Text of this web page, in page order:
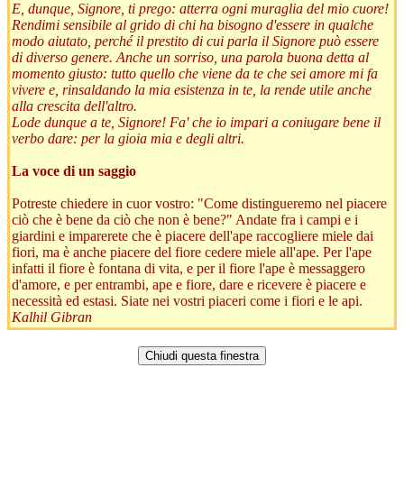
E, dunque, Signore, ti prego: atterra ogni muraglia del mio cuore!
Rendimi sensibile al grido di chi ha bisogno d'essere in qualche
modo aiutato, perché il prestito di cui parla il Signore può essere
di diverso genere. Anche un sorriso, una parola buona detta al
momento giusto: tutto quello che viene da te che sei amore mi fa
vivere e, rinsaldando la mia esistenza in te, la rende utile anche
alla crescita dell'altro.
Lode dunque a te, Signore! Fa' che io impari a coniugare bene il
verbo dare: per la gioia mia e degli altri.
La voce di un saggio
Potreste chiedere in cuor vostro: "Come distingueremo nel piacere
ciò che è bene da ciò che non è bene?" Andate fra i campi e i
giardini e imparerete che è piacere dell'ape raccogliere miele dai
fiori, ma è anche piacere del fiore cedere miele all'ape. Per l'ape
infatti il fiore è fontana di vita, e per il fiore l'ape è messaggero
d'amore, e per entrambi, ape e fiore, dare e ricevere è piacere e
necessità ed estasi. Siate nei vostri piaceri come i fiori e le api.
Kalhil Gibran